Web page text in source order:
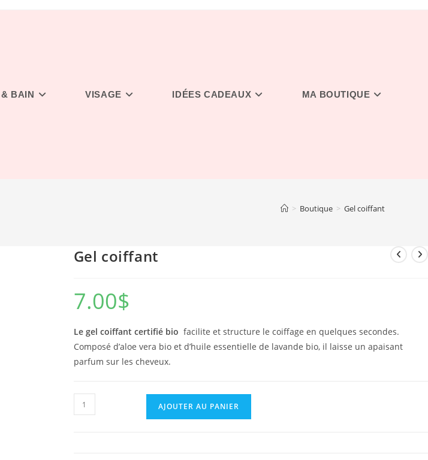
BAIN VISAGE IDÉES CADEAUX MA BOUTIQUE
> Boutique > Gel coiffant
Gel coiffant
7.00$
Le gel coiffant certifié bio facilite et structure le coiffage en quelques secondes.
Composé d’aloe vera bio et d’huile essentielle de lavande bio, il laisse un apaisant
parfum sur les cheveux.
quantité
de
AJOUTER AU PANIER